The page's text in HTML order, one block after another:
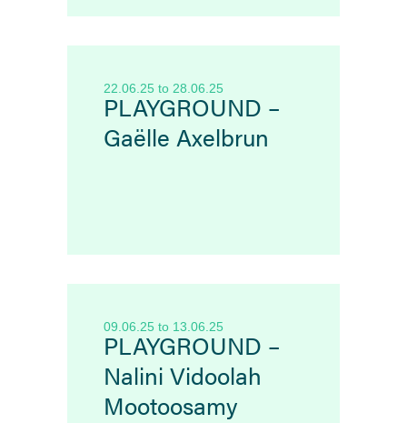
22.06.25 to 28.06.25
PLAYGROUND –
Gaëlle Axelbrun
09.06.25 to 13.06.25
PLAYGROUND –
Nalini Vidoolah
Mootoosamy